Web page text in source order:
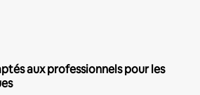
aux professionnels pour les